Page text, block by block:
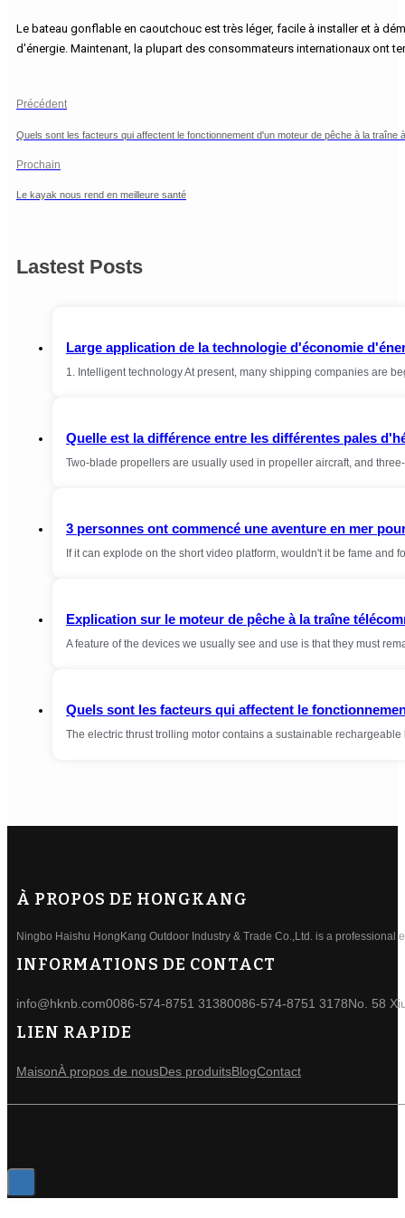
Le bateau gonflable en caoutchouc est très léger, facile à installer et à
d'énergie. Maintenant, la plupart des consommateurs internationaux ont
Précédent
Quels sont les facteurs qui affectent le fonctionnement d'un moteur de pêche à la traîne
Prochain
Le kayak nous rend en meilleure santé
Lastest Posts
Large application de la technologie d'économie
1. Intelligent technology At present, many shipping companies are
Quelle est la différence entre les différentes pales
Two-blade propellers are usually used in propeller aircraft, and
3 personnes ont commencé une aventure en mer
If it can explode on the short video platform, wouldn't it be fame and
Explication sur le moteur de pêche à la traîne
A feature of the devices we usually see and use is that they must
Quels sont les facteurs qui affectent le
The electric thrust trolling motor contains a sustainable
À PROPOS DE HONGKANG
Ningbo Haishu HongKang Outdoor Industry & Trade Co.,Ltd. is a professional
INFORMATIONS DE CONTACT
info@hknb.com0086-574-8751 31380086-574-8751 3178No. 58
LIEN RAPIDE
MaisonÀ propos de nousDes produitsBlogContact